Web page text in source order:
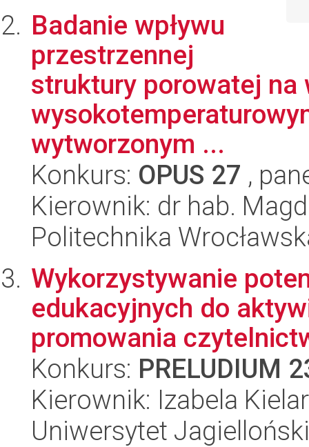
Badanie wpływu
przestrzennej
struktury porowatej na
wytworzonym ...
Konkurs: OPUS 27 ,
Kierownik: dr hab.
Politechnika
Wykorzystywanie
edukacyjnych do
promowania
Konkurs: PRELUDIUM
Kierownik: Izabela Kielar
Uniwersytet Jagielloński